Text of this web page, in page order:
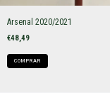
Arsenal 2020/2021
€48,49
COMPRAR